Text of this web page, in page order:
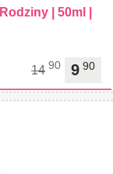
| 50ml |
9 90
14 90